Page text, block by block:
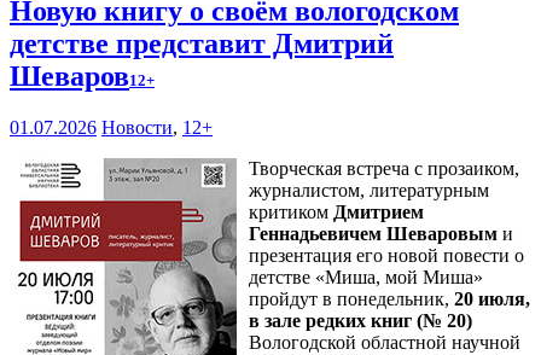
Новую книгу о своём вологодском
детстве представит Дмитрий
Шеваров12+
01.07.2026 Новости, 12+
Творческая встреча с прозаиком,
журналистом, литературным
критиком Дмитрием
Геннадьевичем Шеваровым и
презентация его новой повести о
детстве «Миша, мой Миша»
пройдут в понедельник, 20 июля,
в зале редких книг (№ 20)
Вологодской областной научной